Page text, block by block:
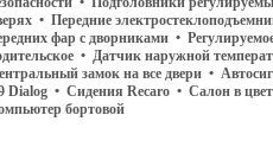
• Передние
фар с дворниками •
• Датчик наружной
замок на все двери •
Dialog • Сидения Recaro • Салон в
бортовой